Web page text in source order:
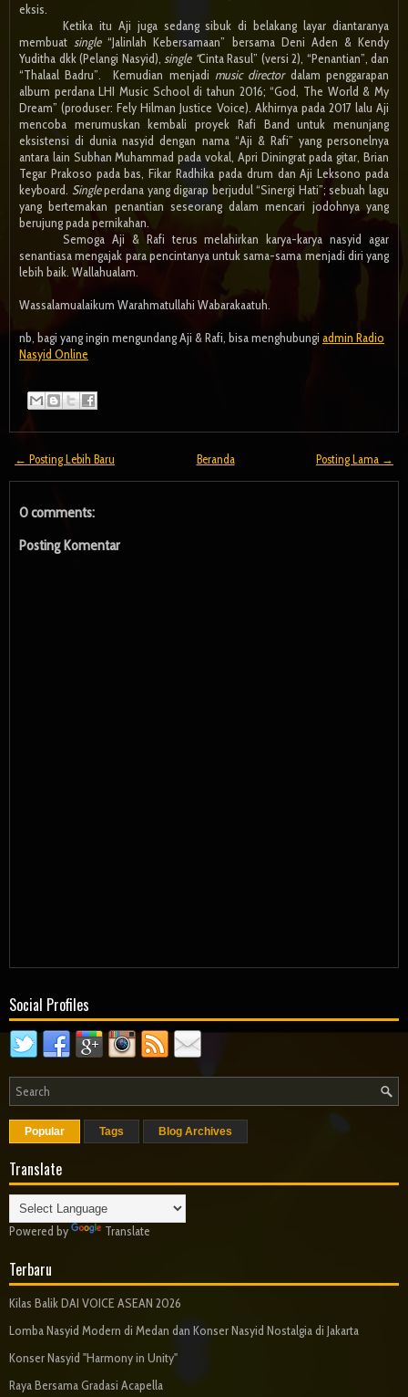
eksis.
Ketika itu Aji juga sedang sibuk di belakang layar diantaranya
membuatsingle“Jalinlah Kebersamaan” bersama Deni Aden & Kendy
Yuditha dkk (Pelangi Nasyid), single “Cinta Rasul” (versi 2), “Penantian”, dan
“Thalaal Badru”.
Kemudian menjadi music directordalam penggarapan
album perdana LHI Music School di tahun 2016; “God, The World & My
Dream” (produser: Fely Hilman Justice Voice). Akhirnya pada 2017 lalu Aji
mencoba merumuskan kembali proyek Rafi Band untuk menunjang
eksistensi di dunia nasyid dengan nama “Aji & Rafi” yang personelnya
antara lain Subhan Muhammad pada vokal, Apri Diningrat pada gitar, Brian
Tegar Prakoso pada bas, Fikar Radhika pada drum dan Aji Leksono pada
keyboard. Singleperdana yang digarap berjudul “Sinergi Hati”; sebuah lagu
yang bertemakan penantian seseorang dalam mencari jodohnya yang
berujung pada pernikahan.
Semoga Aji & Rafi terus melahirkan karya-karya nasyid agar
senantiasa mengajak para pencintanya untuk sama-sama menjadi diri yang
lebih baik. Wallahualam.
Wassalamualaikum Warahmatullahi Wabarakaatuh.
nb, bagi yang ingin mengundang Aji & Rafi, bisa menghubungi admin Radio
Nasyid Online
← Posting Lebih Baru Posting Lama →
Beranda
0 comments:
Posting Komentar
Social Profiles
Popular Tags Blog Archives
Translate
Powered by Translate
Terbaru
Kilas Balik DAI VOICE ASEAN 2026
Lomba Nasyid Modern di Medan dan Konser Nasyid Nostalgia di Jakarta
Konser Nasyid "Harmony in Unity"
Raya Bersama Gradasi Acapella